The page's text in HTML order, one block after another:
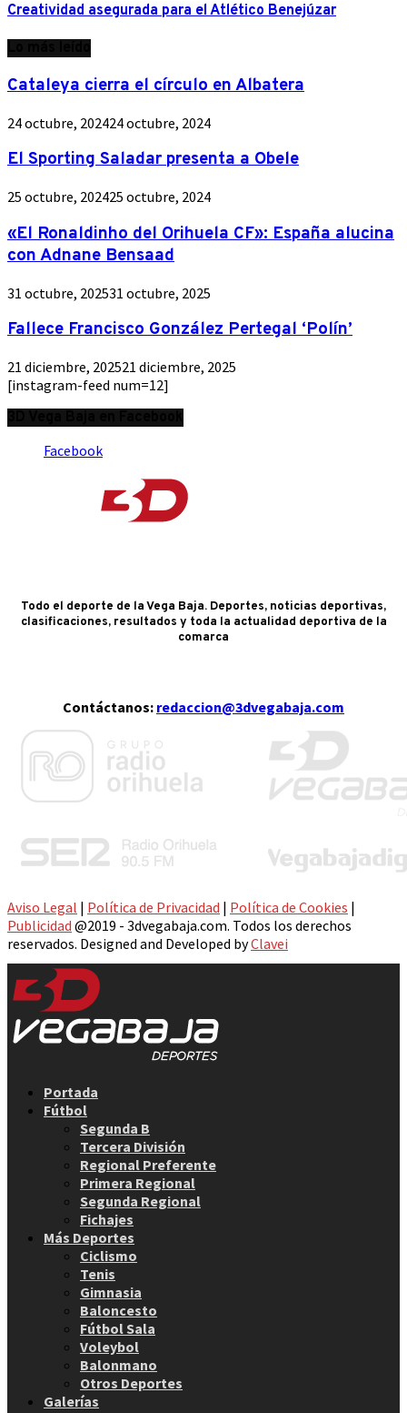
Creatividad asegurada para el Atlético Benejúzar
Cataleya cierra el círculo en Albatera
24 octubre, 202424 octubre, 2024
El Sporting Saladar presenta a Obele
25 octubre, 202425 octubre, 2024
«El Ronaldinho del Orihuela CF»: España alucina
con Adnane Bensaad
31 octubre, 202531 octubre, 2025
Fallece Francisco González Pertegal ‘Polín’
21 diciembre, 202521 diciembre, 2025
[instagram-feed num=12]
Facebook
Todo el deporte de la Vega Baja. Deportes, noticias deportivas,
clasificaciones, resultados y toda la actualidad deportiva de la
comarca
Contáctanos: redaccion@3dvegabaja.com
Aviso Legal | Política de Privacidad | Política de Cookies |
Publicidad @2019 - 3dvegabaja.com. Todos los derechos
reservados. Designed and Developed byClavei
Portada
Fútbol
Segunda B
Tercera División
Regional Preferente
Primera Regional
Segunda Regional
Fichajes
Más Deportes
Ciclismo
Tenis
Gimnasia
Baloncesto
Fútbol Sala
Voleybol
Balonmano
Otros Deportes
Galerías